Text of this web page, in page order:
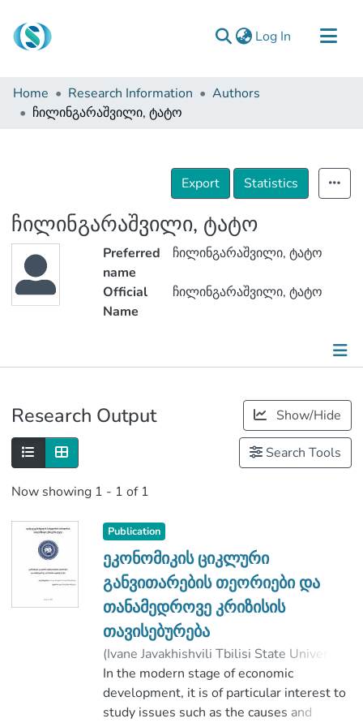
Log In (current)
Communities & Collections
Browse
Home Research Information
Authors
ჩილინგარაშვილი, ტატო
Export Statistics
ჩილინგარაშვილი, ტატო
Preferred
name
ჩილინგარაშვილი, ტატო
Official
Name
ჩილინგარაშვილი, ტატო
Research Output Show/Hide
Search Tools
Now showing 1 - 1 of 1
Publication
ეკონომიკის ციკლური
განვითარების თეორიები და
თანამედროვე კრიზისის
თავისებურება
(Ivane Javakhishvili Tbilisi State University
2019)ჩილინგარაშვილი, ტატო
ჩიქობავა, მალხაზ
;
Faculty of Economics and Business
In the modern stage of economic
development, it is of particular interest to
study issues such as the causes and